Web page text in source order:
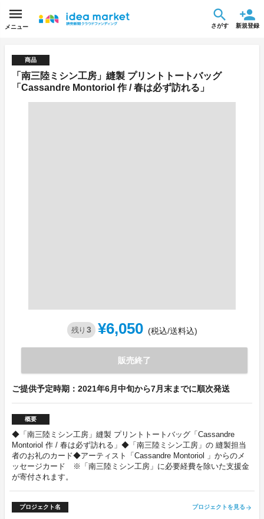
メニュー さがす 新規登録
商品
「南三陸ミシン工房」縫製 プリントトートバッグ
「Cassandre Montoriol 作 / 春は必ず訪れる」
残り 3 ¥6,050 (税込/送料込)
販売終了
ご提供予定時期：2021年6月中旬から7月末までに順次発送
概要
◆「南三陸ミシン工房」縫製 プリントトートバッグ「Cassandre
Montoriol 作 / 春は必ず訪れる」◆「南三陸ミシン工房」の 縫製担当
者のお礼のカード◆アーティスト「Cassandre Montoriol 」からのメ
ッセージカード ※「南三陸ミシン工房」に必要経費を除いた支援金
が寄付されます。
プロジェクト名 プロジェクトを見る arrow_forward